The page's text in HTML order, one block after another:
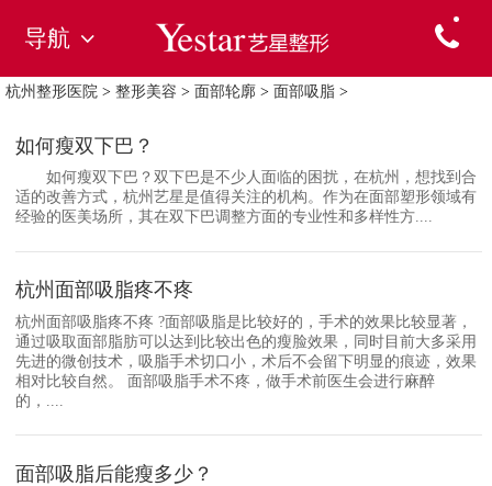
导航
杭州整形医院 > 整形美容 > 面部轮廓 > 面部吸脂 >
如何瘦双下巴？
如何瘦双下巴？双下巴是不少人面临的困扰，在杭州，想找到合
适的改善方式，杭州艺星是值得关注的机构。作为在面部塑形领域有
经验的医美场所，其在双下巴调整方面的专业性和多样性方....
杭州面部吸脂疼不疼
杭州面部吸脂疼不疼 ?面部吸脂是比较好的，手术的效果比较显著，
通过吸取面部脂肪可以达到比较出色的瘦脸效果，同时目前大多采用
先进的微创技术，吸脂手术切口小，术后不会留下明显的痕迹，效果
相对比较自然。 面部吸脂手术不疼，做手术前医生会进行麻醉
的，....
面部吸脂后能瘦多少？